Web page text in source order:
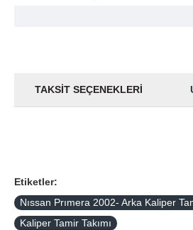
TAKSIT SEÇENEKLERI
Etiketler:
Nıssan Prımera 2002- Arka Kaliper
Kaliper Tamir Takımı